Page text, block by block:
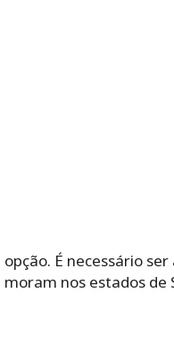
É necessário
nos estados de